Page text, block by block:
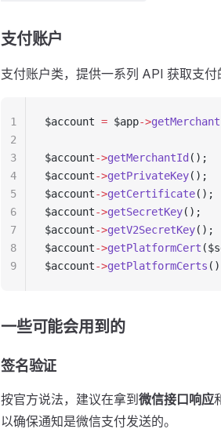
支付账户
支付账户类，提供一系列 API 获取支付
$account = $app->getMerchant
$account->getMerchantId ();
$account->getPrivateKey();
$account->getCertificate();
$account->getSecretKey();
$account->getV2SecretKey();
$account->getPlatformCert
$account->getPlatformCerts
1
2
3
4
5
6
7
8
9
一些可能会用到的
签名验证
按官方说法，建议在拿到 微信接口响应
以确保通知是微信支付发送的。